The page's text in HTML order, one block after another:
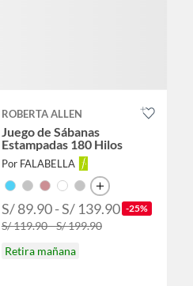
ROBERTA ALLEN
Juego de Sábanas
Estampadas 180 Hilos
Por FALABELLA
S/ 89.90 - S/ 139.90 -25%
S/ 119.90 - S/ 199.90
Retira mañana